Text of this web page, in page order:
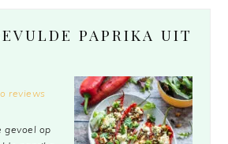
PAPRIKA UIT
reviews
gevoel op